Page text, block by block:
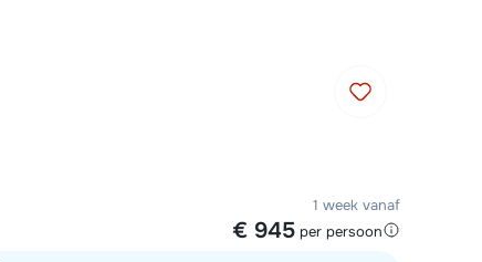
1 week vanaf
€ 945 per persoon